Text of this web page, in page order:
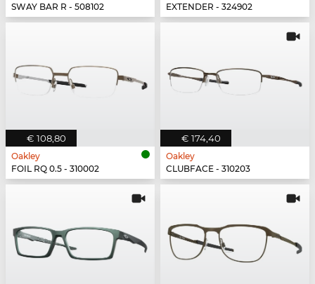
SWAY BAR R - 508102
EXTENDER - 324902
€ 108,80
Oakley
FOIL RQ 0.5 - 310002
€ 174,40
Oakley
CLUBFACE - 310203